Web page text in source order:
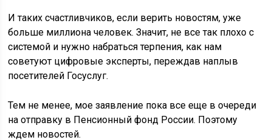
И таких счастливчиков, если верить новостям, уже
больше миллиона человек. Значит, не все так плохо с
системой и нужно набраться терпения, как нам
советуют цифровые эксперты, переждав наплыв
посетителей Госуслуг.
Тем не менее, мое заявление пока все еще в очереди
на отправку в Пенсионный фонд России. Поэтому
ждем новостей.